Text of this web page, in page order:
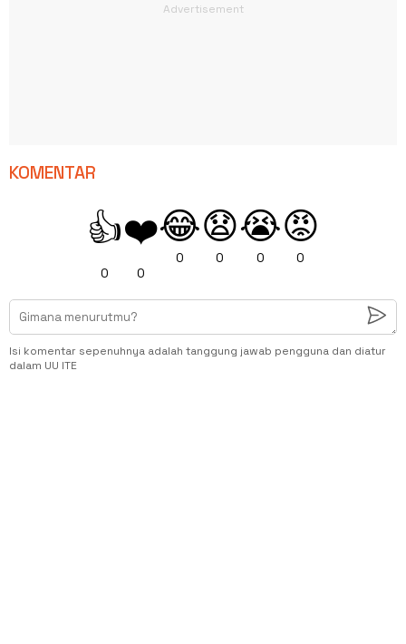
KOMENTAR
👍
0
❤️
0
😂
0
😧
0
😭
0
😡
0
Isi komentar sepenuhnya adalah tanggung jawab pengguna dan diatur
dalam UU ITE